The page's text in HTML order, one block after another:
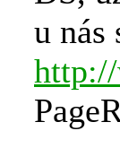
u nás